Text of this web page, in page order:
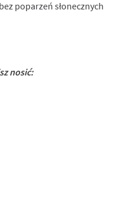
poparzeń słonecznych
nosić: